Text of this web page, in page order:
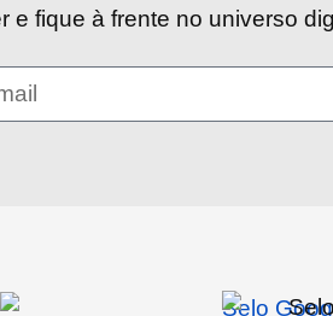
e fique à frente no universo